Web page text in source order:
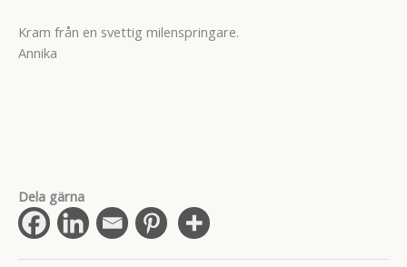
Kram från en svettig milenspringare.
Annika
Dela gärna